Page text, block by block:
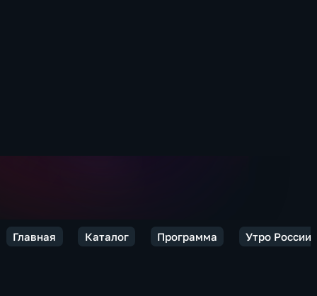
Главная Каталог Программа Утро